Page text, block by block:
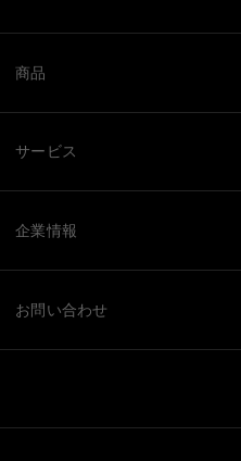
商品
サービス
企業情報
お問い合わせ